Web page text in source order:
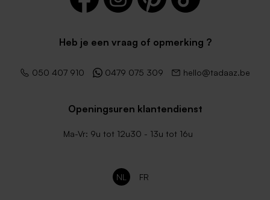
Heb je een vraag of opmerking ?
050 407 910 0479 075 309 hello@tadaaz.be
Openingsuren klantendienst
Ma-Vr: 9u tot 12u30 - 13u tot 16u
NL FR